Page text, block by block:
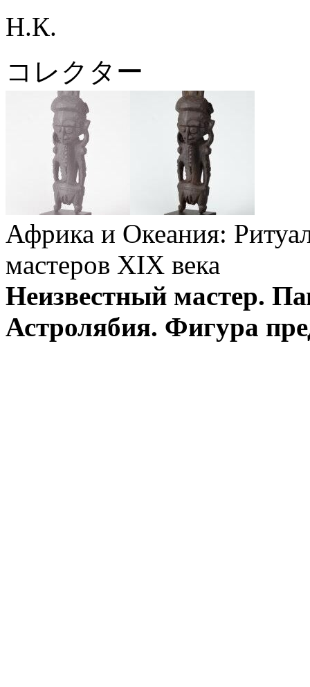
Н.К.
コレクター
Африка и Океания:
мастеров XIX века
Неизвестный мастер.
Астролябия. Фигура